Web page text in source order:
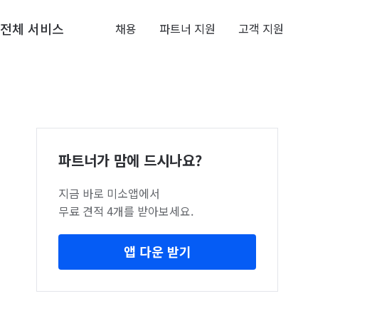
전체 서비스 채용 파트너 지원 고객 지원
파트너가 맘에 드시나요?
지금 바로 미소앱에서
무료 견적 4개를 받아보세요.
앱 다운 받기